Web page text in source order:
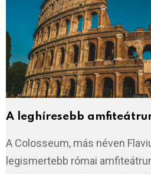
A leghíresebb
A Colosseum, más néven
legismertebb római